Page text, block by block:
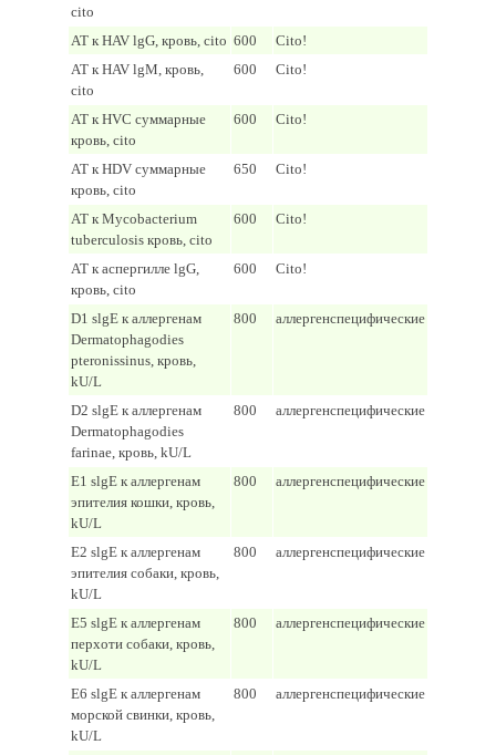
cito
AT к HAV lgG, кровь, cito 600
Cito!
AT к HAV lgM, кровь,
cito
600 Cito!
AT к HVC суммарные
кровь, cito
600 Cito!
AT к HDV суммарные
кровь, cito
650 Cito!
AT к Mycobacterium
tuberculosis кровь, cito
600 Cito!
AT к аспергилле lgG,
кровь, cito
600 Cito!
D1 slgE к аллергенам
Dermatophagodies
pteronissinus, кровь,
kU/L
800 аллергенспецифические
D2 slgE к аллергенам
Dermatophagodies
farinae, кровь, kU/L
800 аллергенспецифические
E1 slgE к аллергенам
эпителия кошки, кровь,
kU/L
800 аллергенспецифические
E2 slgE к аллергенам
эпителия собаки, кровь,
kU/L
800 аллергенспецифические
E5 slgE к аллергенам
перхоти собаки, кровь,
kU/L
800 аллергенспецифические
E6 slgE к аллергенам
морской свинки, кровь,
kU/L
800 аллергенспецифические